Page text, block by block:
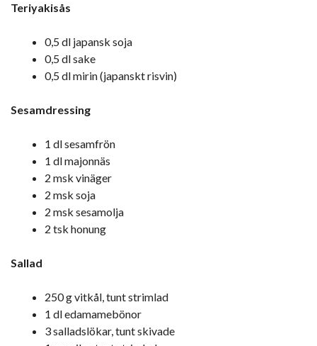
Teriyakisås
0,5 dl japansk soja
0,5 dl sake
0,5 dl mirin (japanskt risvin)
Sesamdressing
1 dl sesamfrön
1 dl majonnäs
2 msk vinäger
2 msk soja
2 msk sesamolja
2 tsk honung
Sallad
250 g vitkål, tunt strimlad
1 dl edamamebönor
3 salladslökar, tunt skivade